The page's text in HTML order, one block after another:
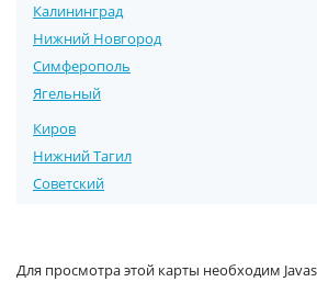
Калининград
Нижний Новгород
Симферополь
Ягельный
Киров
Нижний Тагил
Советский
Для просмотра этой карты необходим